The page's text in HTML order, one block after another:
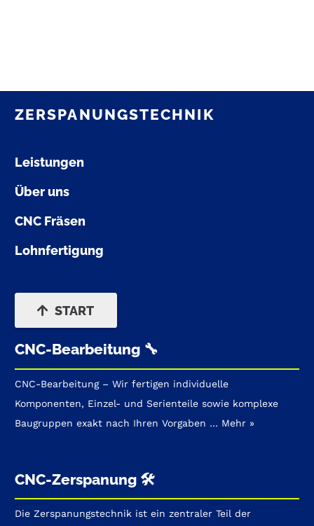
ZERSPANUNGSTECHNIK
Leistungen
Über uns
CNC Fräsen
Lohnfertigung
START
CNC-Bearbeitung 🔧
CNC-Bearbeitung – Wir fertigen individuelle
Komponenten, Einzel- und Serienteile sowie komplexe
Baugruppen exakt nach Ihren Vorgaben … Mehr »
CNC-Zerspanung 🛠️
Die Zerspanungstechnik ist ein zentraler Teil der